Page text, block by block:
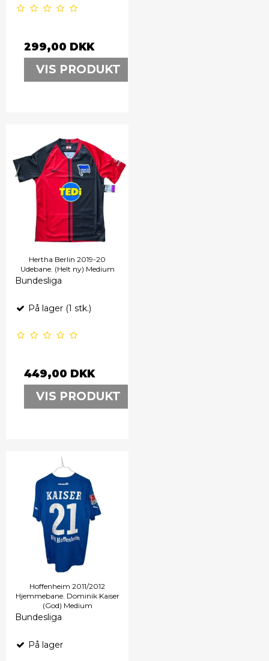
299,00 DKK
VIS PRODUKT
Hertha Berlin 2019-20
Udebane. (Helt ny) Medium
Bundesliga
På lager (1 stk.)
449,00 DKK
VIS PRODUKT
Hoffenheim 2011/2012
Hjemmebane. Dominik Kaiser
(God) Medium
Bundesliga
På lager